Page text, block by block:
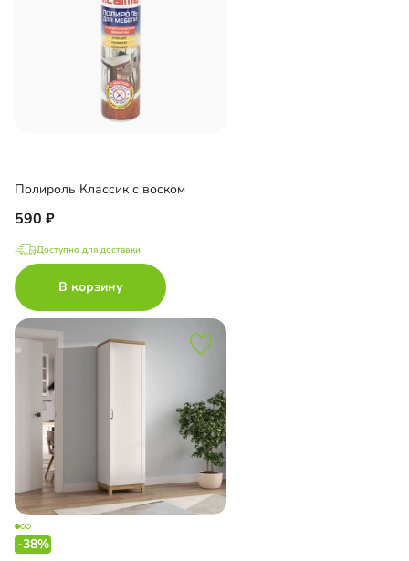
Полироль Классик с воском
590
Доступно для доставки
В корзину
-38%